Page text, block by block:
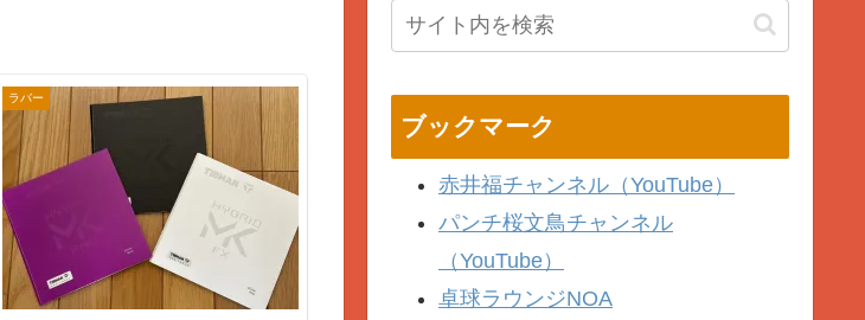
ラバー
ブックマーク
赤井福チャンネル（YouTube）
パンチ桜文鳥チャンネル
（YouTube）
卓球ラウンジNOA